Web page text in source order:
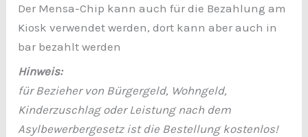
Der Mensa-Chip kann auch für die Bezahlung am
Kiosk verwendet werden, dort kann aber auch in
bar bezahlt werden
Hinweis:
für Bezieher von Bürgergeld, Wohngeld,
Kinderzuschlag oder Leistung nach dem
Asylbewerbergesetz ist die Bestellung kostenlos!